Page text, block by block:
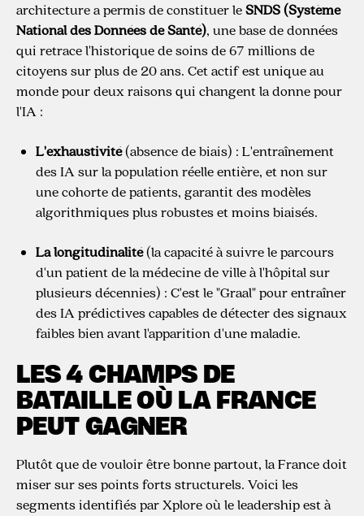
architecture a permis de constituer leSNDS (Système
National des Données de Santé), une base de données
qui retrace l'historique de soins de 67 millions de
citoyens sur plus de 20 ans. Cet actif est unique au
monde pour deux raisons qui changent la donne pour
l'IA :
L'exhaustivité(absence de biais) : L'entraînement
des IA sur la population réelle entière, et non sur
une cohorte de patients, garantit des modèles
algorithmiques plus robustes et moins biaisés.
La longitudinalité(la capacité à suivre le parcours
d'un patient de la médecine de ville à l'hôpital sur
plusieurs décennies) : C'est le "Graal" pour entraîner
des IA prédictives capables de détecter des signaux
faibles bien avant l'apparition d'une maladie.
LES 4 CHAMPS DE
BATAILLE OÙ LA FRANCE
PEUT GAGNER
Plutôt que de vouloir être bonne partout, la France doit
miser sur ses points forts structurels. Voici les
segments identifiés par Xplore où le leadership est à